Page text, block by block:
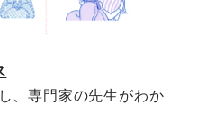
、専門家の先生がわか